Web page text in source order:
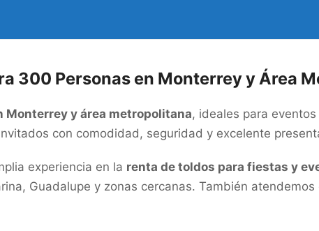
300 Personas en Monterrey y Área
Monterrey y área metropolitana, ideales para
con comodidad, seguridad y excelente
experiencia en la renta de toldos para fiestas y
Guadalupe y zonas cercanas. También